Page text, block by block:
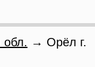
обл. → Орёл г.